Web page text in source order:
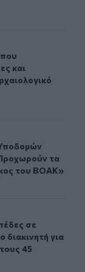
και
που κουβαλούν
και
Υποδομών
τα
του ΒΟΑΚ»
σε
σε
για
45